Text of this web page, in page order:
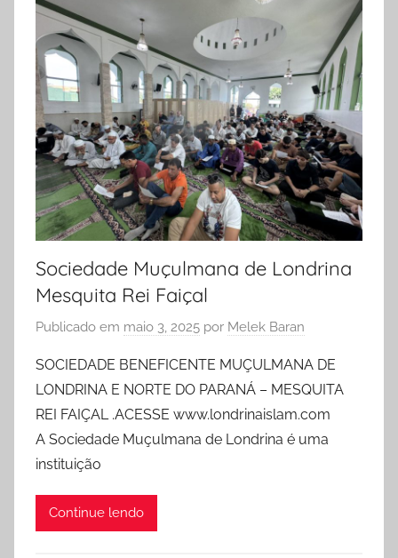
Sociedade Muçulmana de Londrina
Mesquita Rei Faiçal
Publicado em maio 3, 2025 por Melek Baran
SOCIEDADE BENEFICENTE MUÇULMANA DE
LONDRINA E NORTE DO PARANÁ – MESQUITA
REI FAIÇAL .ACESSE www.londrinaislam.com
A Sociedade Muçulmana de Londrina é uma
instituição
Continue lendo